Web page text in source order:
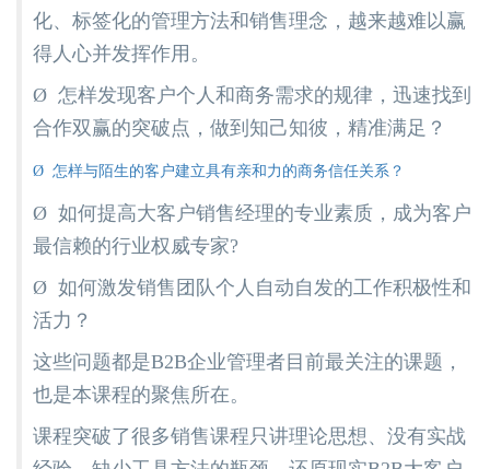
化、标签化的管理方法和销售理念，越来越难以赢
得人心并发挥作用。
Ø 怎样发现客户个人和商务需求的规律，迅速找到
合作双赢的突破点，做到知己知彼，精准满足？
Ø 怎样与陌生的客户建立具有亲和力的商务信任关系？
Ø 如何提高大客户销售经理的专业素质，成为客户
最信赖的行业权威专家?
Ø 如何激发销售团队个人自动自发的工作积极性和
活力？
这些问题都是B2B企业管理者目前最关注的课题，
也是本课程的聚焦所在。
课程突破了很多销售课程只讲理论思想、没有实战